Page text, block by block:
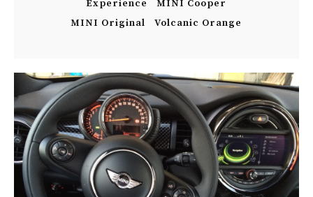
Experience
MINI Cooper
MINI Original
Volcanic Orange